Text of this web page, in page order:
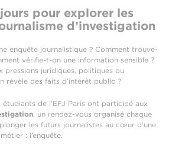
pour explorer les
d’investigation
enquête journalistique ? Comment trouve-
vérifie-t-on une information sensible ?
pressions juridiques, politiques ou
révèle des faits d’intérêt public ?
étudiants de l’EFJ Paris ont participé aux
, un rendez-vous organisé chaque
les futurs journalistes au cœur d’une
: l’enquête.